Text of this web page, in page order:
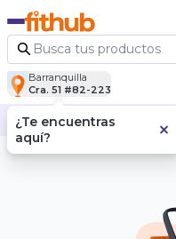
Barranquilla
Cra. 51 #82-223
Descubre nuestras sedes,
¿Te encuentras
aquí?